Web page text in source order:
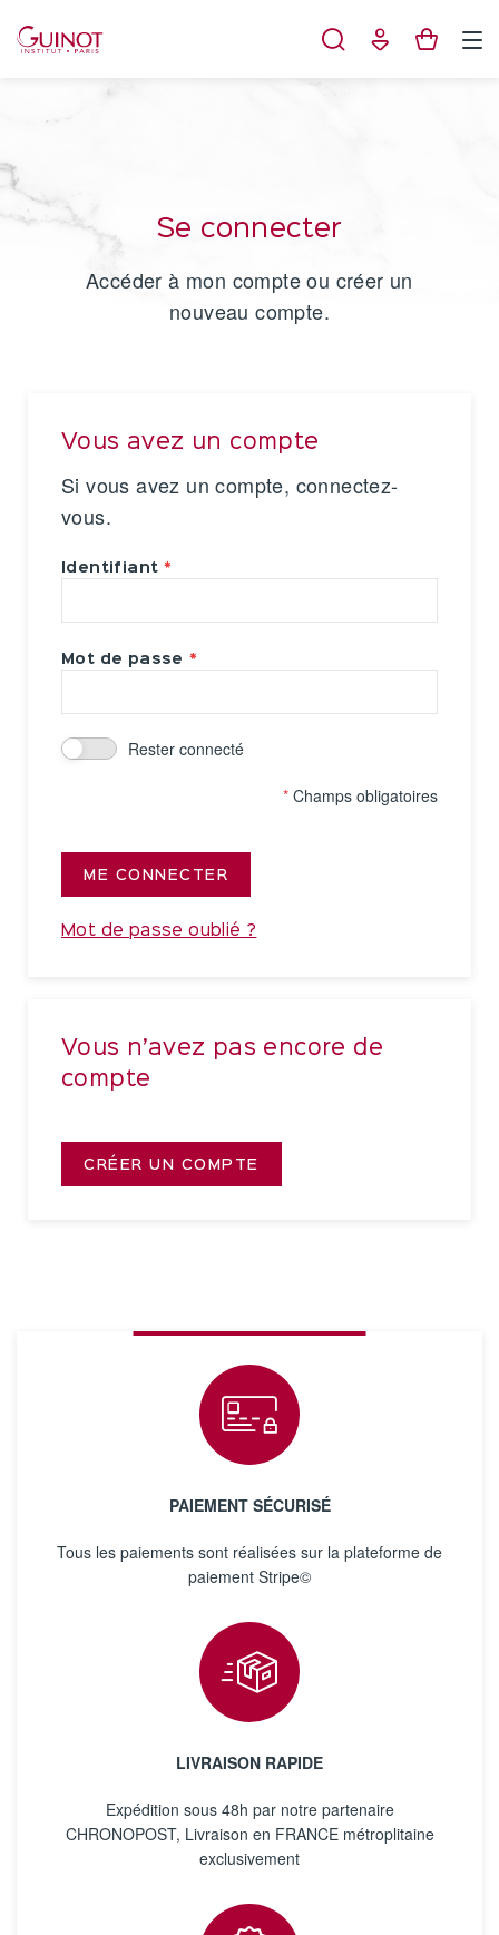
Se connecter
Accéder à mon compte ou créer un
nouveau compte.
Vous avez un compte
Si vous avez un compte, connectez-
vous.
Identifiant
Mot de passe
Rester connecté
* Champs obligatoires
ME CONNECTER
Mot de passe oublié ?
Vous n’avez pas encore de
compte
CRÉER UN COMPTE
PAIEMENT SÉCURISÉ
Tous les paiements sont réalisées sur la plateforme de
paiement Stripe©
LIVRAISON RAPIDE
Expédition sous 48h par notre partenaire
CHRONOPOST, Livraison en FRANCE métroplitaine
exclusivement